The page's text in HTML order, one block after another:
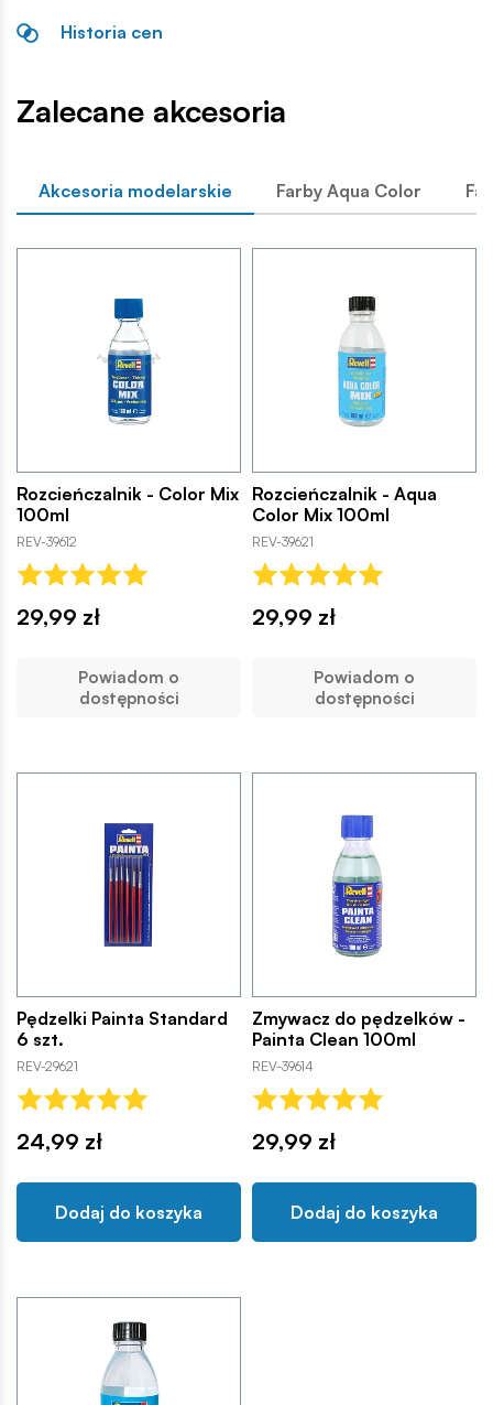
Historia cen
Zalecane akcesoria
Akcesoria modelarskie Farby Aqua Color
Rozcieńczalnik - Color Mix
100ml
REV-39612
29,99 zł
Powiadom o
dostępności
Rozcieńczalnik - Aqua
Color Mix 100ml
REV-39621
29,99 zł
Powiadom o
dostępności
Pędzelki Painta Standard
6 szt.
REV-29621
24,99 zł
Dodaj do koszyka
Zmywacz do pędzelków -
Painta Clean 100ml
REV-39614
29,99 zł
Dodaj do koszyka